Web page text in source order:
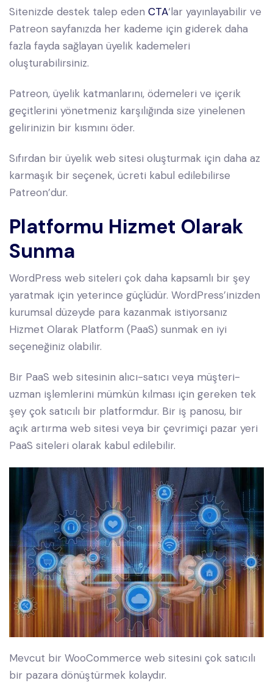
Sitenizde destek talep eden CTA‘lar yayınlayabilir ve
Patreon sayfanızda her kademe için giderek daha
fazla fayda sağlayan üyelik kademeleri
oluşturabilirsiniz.
Patreon, üyelik katmanlarını, ödemeleri ve içerik
geçitlerini yönetmeniz karşılığında size yinelenen
gelirinizin bir kısmını öder.
Sıfırdan bir üyelik web sitesi oluşturmak için daha az
karmaşık bir seçenek, ücreti kabul edilebilirse
Patreon’dur.
Platformu Hizmet Olarak
Sunma
WordPress web siteleri çok daha kapsamlı bir şey
yaratmak için yeterince güçlüdür. WordPress’inizden
kurumsal düzeyde para kazanmak istiyorsanız
Hizmet Olarak Platform (PaaS) sunmak en iyi
seçeneğiniz olabilir.
Bir PaaS web sitesinin alıcı-satıcı veya müşteri-
uzman işlemlerini mümkün kılması için gereken tek
şey çok satıcılı bir platformdur. Bir iş panosu, bir
açık artırma web sitesi veya bir çevrimiçi pazar yeri
PaaS siteleri olarak kabul edilebilir.
Mevcut bir WooCommerce web sitesini çok satıcılı
bir pazara dönüştürmek kolaydır.